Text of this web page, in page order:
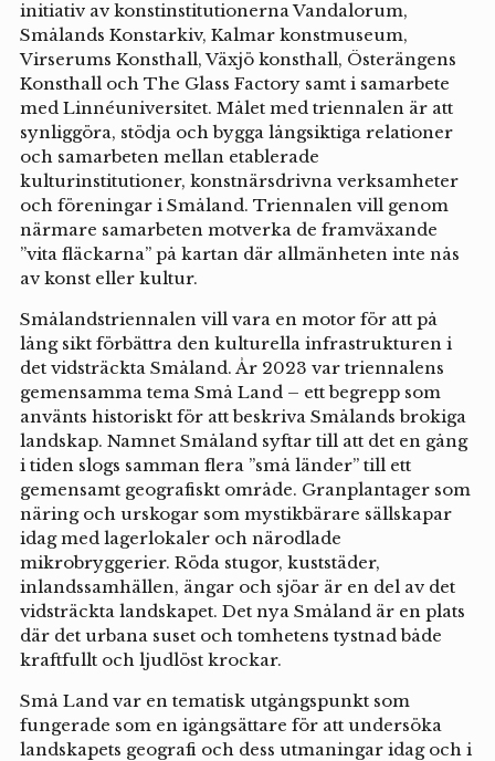
initiativ av konstinstitutionerna Vandalorum,
Smålands Konstarkiv, Kalmar konstmuseum,
Virserums Konsthall, Växjö konsthall, Österängens
Konsthall och The Glass Factory samt i samarbete
med Linnéuniversitet. Målet med triennalen är att
synliggöra, stödja och bygga långsiktiga relationer
och samarbeten mellan etablerade
kulturinstitutioner, konstnärsdrivna verksamheter
och föreningar i Småland. Triennalen vill genom
närmare samarbeten motverka de framväxande
”vita fläckarna” på kartan där allmänheten inte nås
av konst eller kultur.
Smålandstriennalen vill vara en motor för att på
lång sikt förbättra den kulturella infrastrukturen i
det vidsträckta Småland. År 2023 var triennalens
gemensamma tema Små Land – ett begrepp som
använts historiskt för att beskriva Smålands brokiga
landskap. Namnet Småland syftar till att det en gång
i tiden slogs samman flera ”små länder” till ett
gemensamt geografiskt område. Granplantager som
näring och urskogar som mystikbärare sällskapar
idag med lagerlokaler och närodlade
mikrobryggerier. Röda stugor, kuststäder,
inlandssamhällen, ängar och sjöar är en del av det
vidsträckta landskapet. Det nya Småland är en plats
där det urbana suset och tomhetens tystnad både
kraftfullt och ljudlöst krockar.
Små Land var en tematisk utgångspunkt som
fungerade som en igångsättare för att undersöka
landskapets geografi och dess utmaningar idag och i